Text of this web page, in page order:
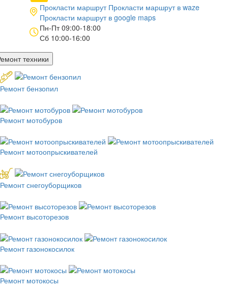
Прокласти маршрут Прокласти маршрут в waze
Прокласти маршрут в google maps
Пн-Пт 09:00-18:00
Сб 10:00-16:00
техники
Ремонт бензопил
Ремонт мотобуров
Ремонт мотоопрыскивателей
Ремонт снегоуборщиков
Ремонт высоторезов
Ремонт газонокосилок
Ремонт мотокосы